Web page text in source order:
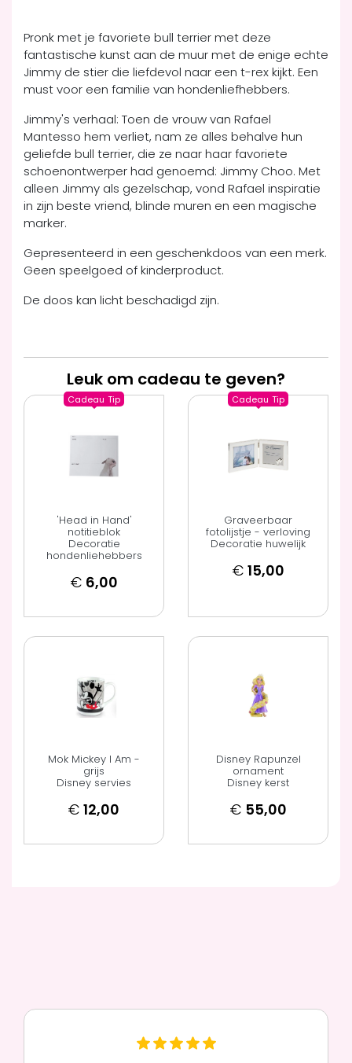
Pronk met je favoriete bull terrier met deze
fantastische kunst aan de muur met de enige echte
Jimmy de stier die liefdevol naar een t-rex kijkt. Een
must voor een familie van hondenliefhebbers.
Jimmy's verhaal: Toen de vrouw van Rafael
Mantesso hem verliet, nam ze alles behalve hun
geliefde bull terrier, die ze naar haar favoriete
schoenontwerper had genoemd: Jimmy Choo. Met
alleen Jimmy als gezelschap, vond Rafael inspiratie
in zijn beste vriend, blinde muren en een magische
marker.
Gepresenteerd in een geschenkdoos van een merk.
Geen speelgoed of kinderproduct.
De doos kan licht beschadigd zijn.
Leuk om cadeau te geven?
Cadeau Tip
'Head in Hand'
notitieblok
Decoratie
hondenliehebbers
€ 6,00
Cadeau Tip
Graveerbaar
fotolijstje - verloving
Decoratie huwelijk
€ 15,00
Mok Mickey I Am -
grijs
Disney servies
€ 12,00
Disney Rapunzel
ornament
Disney kerst
€ 55,00